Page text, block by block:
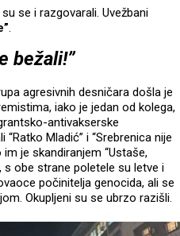
se i razgovarali. Uvežbani
.
bežali!”
agresivnih desničara došla je
iako je jedan od kolega,
antivakserske
Mladić” i “Srebrenica nije
je skandiranjem “Ustaše,
s obe strane poletele su letve i
počinitelja genocida, ali se
Okupljeni su se ubrzo razišli.